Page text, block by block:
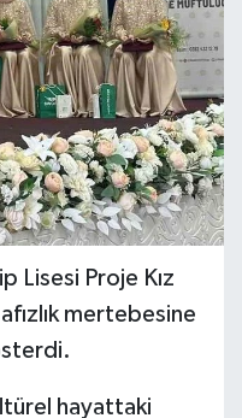
Lisesi Proje Kız
mertebesine
hayattaki